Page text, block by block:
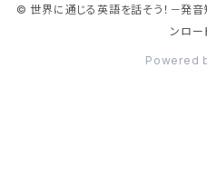
© 世界に通じる英語を話そう！－発
ンロー
Powered